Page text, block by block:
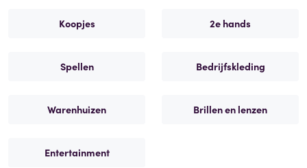
Koopjes 2e hands
Spellen Bedrijfskleding
Warenhuizen Brillen en lenzen
Entertainment